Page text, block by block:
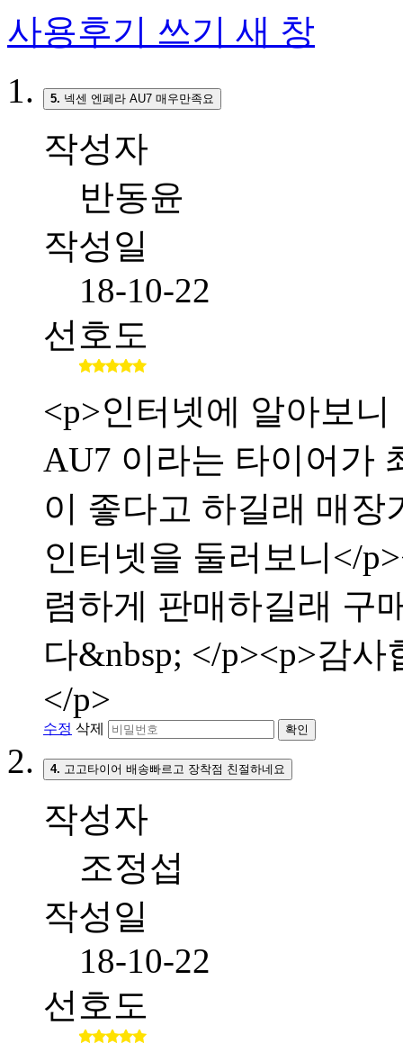
사용후기 쓰기 새 창
5. 넥센 엔페라 AU7 매우만족요
작성자
반동윤
작성일
18-10-22
선호도
<p>인터넷에 알아보
AU7 이라는 타이어가
이 좋다고 하길래 매
인터넷을 둘러보니</
렴하게 판매하길래 구
다&nbsp; </p><p>감
</p>
수정 삭제 확인
4. 고고타이어 배송빠르고 장착점 친절하네요
작성자
조정섭
작성일
18-10-22
선호도